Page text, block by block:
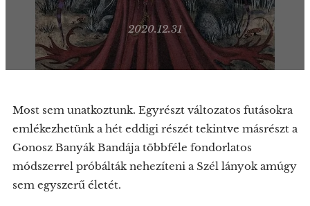
2020.12.31
Most sem unatkoztunk. Egyrészt változatos futásokra
emlékezhetünk a hét eddigi részét tekintve másrészt a
Gonosz Banyák Bandája többféle fondorlatos
módszerrel próbálták nehezíteni a Szél lányok amúgy
sem egyszerű életét.